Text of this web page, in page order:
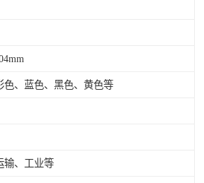
色、蓝色、黑色、黄色等
输、工业等